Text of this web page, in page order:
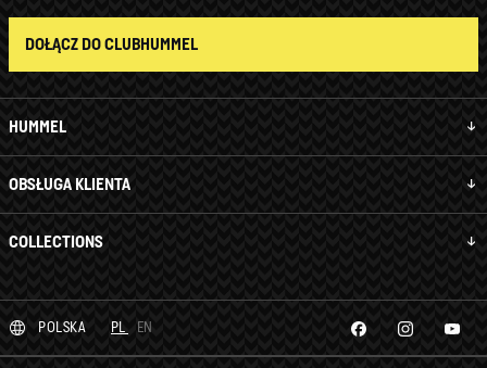
HUMMEL
OBSŁUGA KLIENTA
COLLECTIONS
DOŁĄCZ DO CLUBHUMMEL
POLSKA PL EN